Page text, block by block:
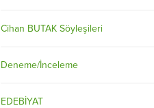
Cihan BUTAK Söyleşileri
Deneme/İnceleme
EDEBİYAT